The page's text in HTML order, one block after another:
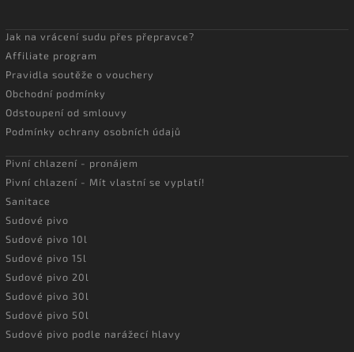
Jak na vrácení sudu přes přepravce?
Affiliate program
Pravidla soutěže o vouchery
Obchodní podmínky
Odstoupení od smlouvy
Podmínky ochrany osobních údajů
Pivní chlazení - pronájem
Pivní chlazení - Mít vlastní se vyplatí!
Sanitace
Sudové pivo
Sudové pivo 10l
Sudové pivo 15l
Sudové pivo 20l
Sudové pivo 30l
Sudové pivo 50l
Sudové pivo podle narážecí hlavy